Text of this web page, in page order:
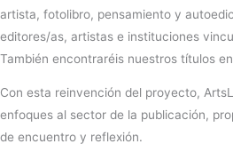
artista, fotolibro, pensamiento y
editores/as, artistas e instituciones
También encontraréis nuestros títulos
Con esta reinvención del proyecto,
enfoques al sector de la publicación,
de encuentro y reflexión.